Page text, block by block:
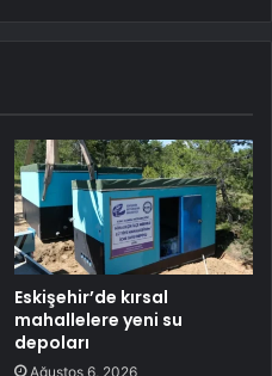
Eskişehir’de kırsal
mahallelere yeni su
depoları
Ağustos 6, 2026